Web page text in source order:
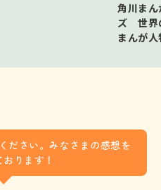
角川ま
ズ 世
まんが
ださい。みなさまの感想を
ります！